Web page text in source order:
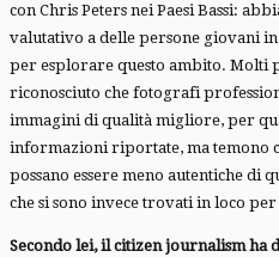
con Chris Peters nei Paesi Bassi:
valutativo a delle persone giovani in
per esplorare questo ambito. Molti
riconosciuto che fotografi
immagini di qualità migliore, per
informazioni riportate, ma temono
possano essere meno autentiche di
che si sono invece trovati in loco per
Secondo lei, il citizen journalism ha